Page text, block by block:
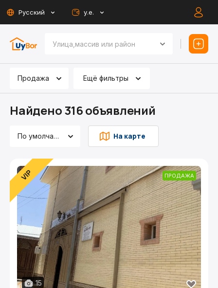
Русский у.е.
Продажа Ещё фильтры
Найдено 316 объявлений
По умолчанию На карте
15
ПРОДАЖА